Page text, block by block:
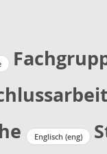
Englisch (eng)